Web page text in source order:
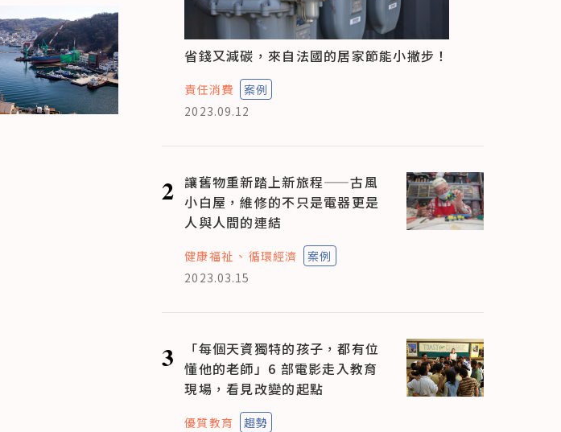
省錢又減碳，來自法國的居家節能小撇步！
責任消費
案例
2023.09.12
2 讓舊物重新踏上新旅程——古風
小白屋，維修的不只是電器更是
人與人間的連結
健康福祉 循環經濟
案例
2023.03.15
3
「每個天資獨特的孩子，都有位
懂他的老師」6 部電影走入教育
現場，看見改變的起點
優質教育
趨勢